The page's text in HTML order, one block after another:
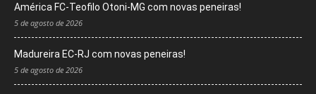
América FC-Teofilo Otoni-MG com novas peneiras!
5 de agosto de 2026
Madureira EC-RJ com novas peneiras!
5 de agosto de 2026